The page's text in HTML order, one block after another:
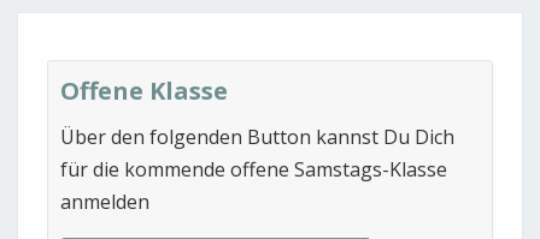
Offene Klasse
Über den folgenden Button kannst Du Dich
für die kommende offene Samstags-Klasse
anmelden